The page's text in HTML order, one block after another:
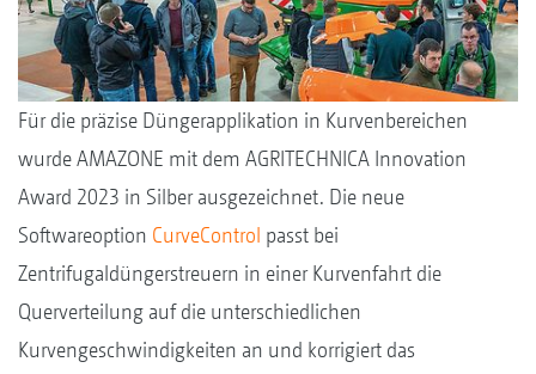
Für die präzise Düngerapplikation in Kurvenbereichen
wurde AMAZONE mit dem AGRITECHNICA Innovation
Award 2023 in Silber ausgezeichnet. Die neue
Softwareoption CurveControl passt bei
Zentrifugaldüngerstreuern in einer Kurvenfahrt die
Querverteilung auf die unterschiedlichen
Kurvengeschwindigkeiten an und korrigiert das